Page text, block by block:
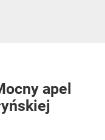
apel